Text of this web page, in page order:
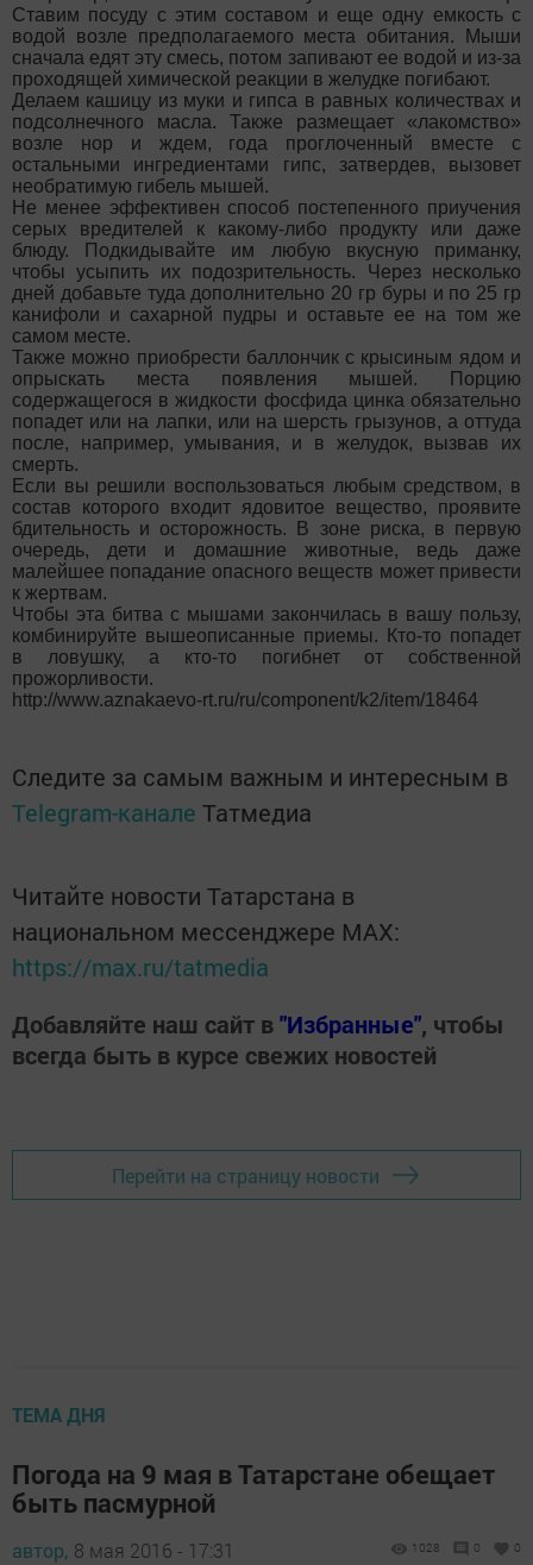
Ставим посуду с этим составом и еще одну емкость с
водой возле предполагаемого места обитания. Мыши
сначала едят эту смесь, потом запивают ее водой и из-за
проходящей химической реакции в желудке погибают.
Делаем кашицу из муки и гипса в равных количествах и
подсолнечного масла. Также размещает «лакомство»
возле нор и ждем, года проглоченный вместе с
остальными ингредиентами гипс, затвердев, вызовет
необратимую гибель мышей.
Не менее эффективен способ постепенного приучения
серых вредителей к какому-либо продукту или даже
блюду. Подкидывайте им любую вкусную приманку,
чтобы усыпить их подозрительность. Через несколько
дней добавьте туда дополнительно 20 гр буры и по 25 гр
канифоли и сахарной пудры и оставьте ее на том же
самом месте.
Также можно приобрести баллончик с крысиным ядом и
опрыскать места появления мышей. Порцию
содержащегося в жидкости фосфида цинка обязательно
попадет или на лапки, или на шерсть грызунов, а оттуда
после, например, умывания, и в желудок, вызвав их
смерть.
Если вы решили воспользоваться любым средством, в
состав которого входит ядовитое вещество, проявите
бдительность и осторожность. В зоне риска, в первую
очередь, дети и домашние животные, ведь даже
малейшее попадание опасного веществ может привести
к жертвам.
Чтобы эта битва с мышами закончилась в вашу пользу,
комбинируйте вышеописанные приемы. Кто-то попадет
в ловушку, а кто-то погибнет от собственной
прожорливости.
http://www.aznakaevo-rt.ru/ru/component/k2/item/18464
Следите за самым важным и интересным в
Telegram-канале Татмедиа
Читайте новости Татарстана в
национальном мессенджере MАХ:
https://max.ru/tatmedia
Добавляйте наш сайт в"Избранные", чтобы
всегда быть в курсе свежих новостей
Перейти на страницу новости
ТЕМА ДНЯ
Погода на 9 мая в Татарстане обещает
быть пасмурной
автор, 8 мая 2016 - 17:31 1028 0 0